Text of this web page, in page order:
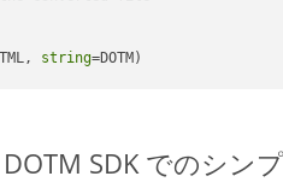
string=DOTM)
DOTM SDK でのシン